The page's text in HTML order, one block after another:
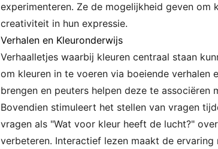
experimenteren. Ze de mogelijkheid geven
creativiteit in hun expressie.
Verhalen en Kleuronderwijs
Verhaalletjes waarbij kleuren centraal staan
om kleuren in te voeren via boeiende verhalen
brengen en peuters helpen deze te associëren
Bovendien stimuleert het stellen van vragen
vragen als "Wat voor kleur heeft de lucht?"
verbeteren. Interactief lezen maakt de